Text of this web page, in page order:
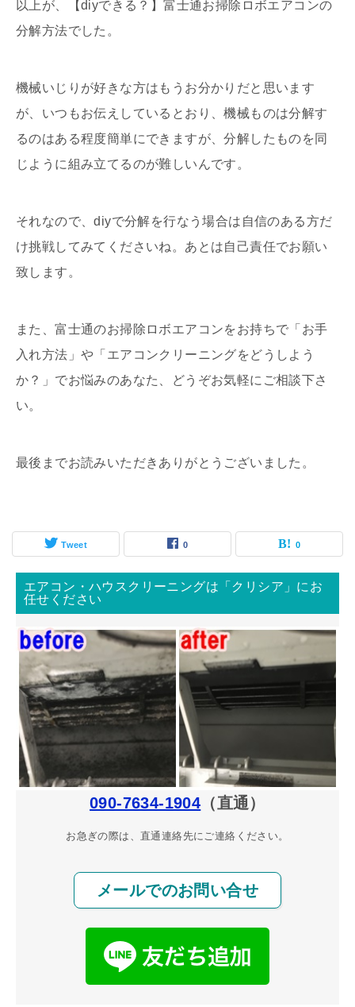
以上が、【diyできる？】富士通お掃除ロボエアコンの
分解方法でした。
機械いじりが好きな方はもうお分かりだと思います
が、いつもお伝えしているとおり、機械ものは分解す
るのはある程度簡単にできますが、分解したものを同
じように組み立てるのが難しいんです。
それなので、diyで分解を行なう場合は自信のある方だ
け挑戦してみてくださいね。あとは自己責任でお願い
致します。
また、富士通のお掃除ロボエアコンをお持ちで「お手
入れ方法」や「エアコンクリーニングをどうしよう
か？」でお悩みのあなた、どうぞお気軽にご相談下さ
い。
最後までお読みいただきありがとうございました。
Tweet 0 0
エアコン・ハウスクリーニングは「クリシア」にお
任せください
090-7634-1904 （直通）
お急ぎの際は、直通連絡先にご連絡ください。
メールでのお問い合せ